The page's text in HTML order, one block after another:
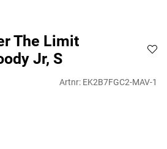
The Limit
Jr, S
Artnr: EK2B7FGC2-MAV-1